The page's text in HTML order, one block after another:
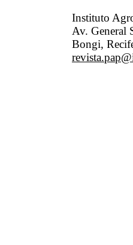
Instituto
Av. General
Bongi,